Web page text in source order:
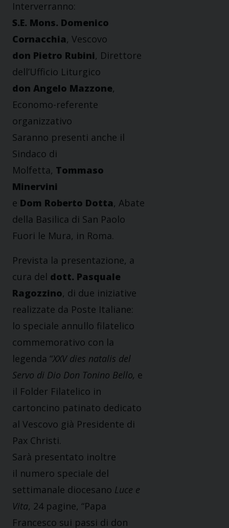
Interverranno:
S.E. Mons. Domenico
Cornacchia, Vescovo
don Pietro Rubini, Direttore
dell’Ufficio Liturgico
don Angelo Mazzone,
Economo-referente
organizzativo
Saranno presenti anche il
Sindaco di
Molfetta, Tommaso
Minervini
e Dom Roberto Dotta, Abate
della Basilica di San Paolo
Fuori le Mura, in Roma.
Prevista la presentazione, a
cura del dott. Pasquale
Ragozzino, di due iniziative
realizzate da Poste Italiane:
lo speciale annullo filatelico
commemorativo con la
legenda “XXV dies natalis del
Servo di Dio Don Tonino Bello, e
il Folder Filatelico in
cartoncino patinato dedicato
al Vescovo già Presidente di
Pax Christi.
Sarà presentato inoltre
il numero speciale del
settimanale diocesano Luce e
Vita, 24 pagine, “Papa
Francesco sui passi di don